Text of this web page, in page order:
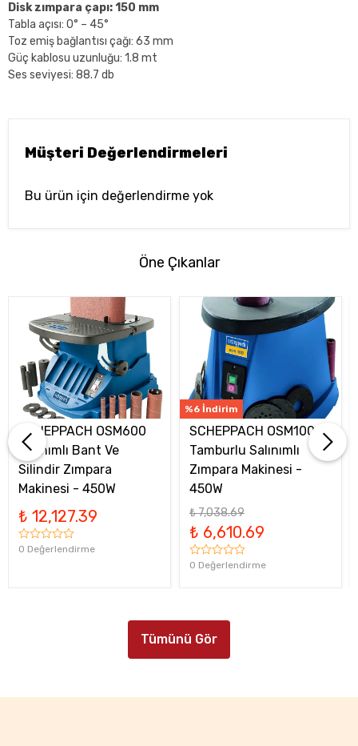
Disk zımpara çapı: 150 mm
Tabla açısı: 0° – 45°
Toz emiş bağlantısı çağı: 63 mm
Güç kablosu uzunluğu: 1.8 mt
Ses seviyesi: 88.7 db
Müşteri Değerlendirmeleri
Bu ürün için değerlendirme yok
Öne Çıkanlar
SCHEPPACH OSM600
Salınımlı Bant Ve
Silindir Zımpara
Makinesi - 450W
₺ 12,127.39
0 Değerlendirme
%6 İndirim
SCHEPPACH OSM100
Tamburlu Salınımlı
Zımpara Makinesi -
450W
₺ 7,038.69
₺ 6,610.69
0 Değerlendirme
Tümünü Gör